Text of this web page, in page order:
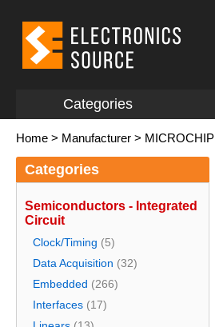
Categories
Home > Manufacturer > MICROCHIP
Categories
Semiconductors - Integrated
Circuit
Clock/Timing (5)
Data Acquisition (32)
Embedded (266)
Interfaces (17)